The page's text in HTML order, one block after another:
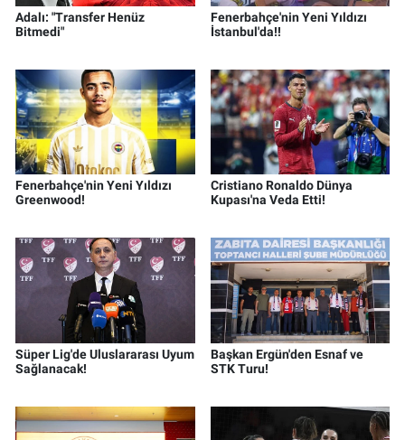
Adalı: "Transfer Henüz
Bitmedi"
Fenerbahçe'nin Yeni Yıldızı
İstanbul'da!!
Fenerbahçe'nin Yeni Yıldızı
Greenwood!
Cristiano Ronaldo Dünya
Kupası'na Veda Etti!
Süper Lig'de Uluslararası Uyum
Sağlanacak!
Başkan Ergün'den Esnaf ve
STK Turu!